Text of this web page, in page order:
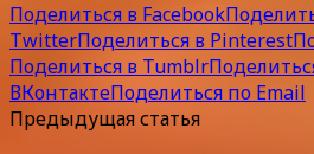
Поделиться в Facebook
TwitterПоделиться в Pinterest
Поделиться в Tumblr
ВКонтактеПоделиться по Email
Предыдущая статья